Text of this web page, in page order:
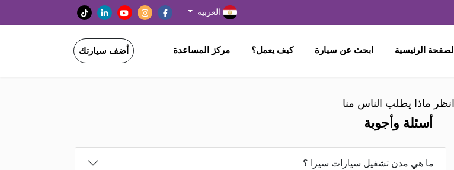
العربية
الصفحة الرئيسية ابحث عن سيارة كيف يعمل؟ مركز المساعدة أضف سيارتك
انظر ماذا يطلب الناس منا
أسئلة وأجوبة
ما هي مدن تشغيل سيارات سيرا ؟